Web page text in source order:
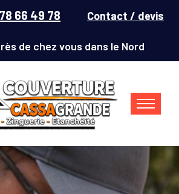
66 49 78 Contact / devis
de chez vous dans le Nord